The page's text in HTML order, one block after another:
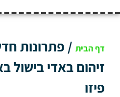
דף הבית / פתרונות
זיהום באדי
פיזו